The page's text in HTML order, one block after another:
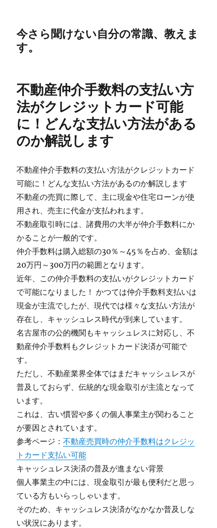
今さら聞けない自分の常識、教えま
す。
不動産仲介手数料の支払い方
法がクレジットカード可能
に！どんな支払い方法がある
のか解説します
不動産仲介手数料の支払い方法がクレジットカード
可能に！どんな支払い方法があるのか解説します
不動産の売買に際して、主に現金や住宅ローンが使
用され、売主に代金が支払われます。
不動産取引時には、諸費用の大半が仲介手数料にか
かることが一般的です。
仲介手数料は購入総額の30％～45％を占め、金額は
20万円～300万円の範囲となります。
近年、この仲介手数料の支払いがクレジットカード
で可能になりました！ かつては仲介手数料支払いは
現金が主流でしたが、現代では様々な支払い方法が
存在し、キャッシュレス時代が到来しています。
名古屋市の公的機関もキャッシュレスに対応し、不
動産仲介手数料もクレジットカード決済が可能で
す。
ただし、不動産業界全体ではまだキャッシュレスが
普及しておらず、伝統的な現金取引が主流となって
います。
これは、古い慣習や多くの個人事業主が関わること
が要因とされています。
参考ページ：不動産売買時の仲介手数料はクレジッ
トカード支払い可能
キャッシュレス決済の普及が進まない背景
個人事業主の中には、現金取引が最も便利だと思っ
ている方もいらっしゃいます。
そのため、キャッシュレス決済がなかなか普及しな
い状況にあります。